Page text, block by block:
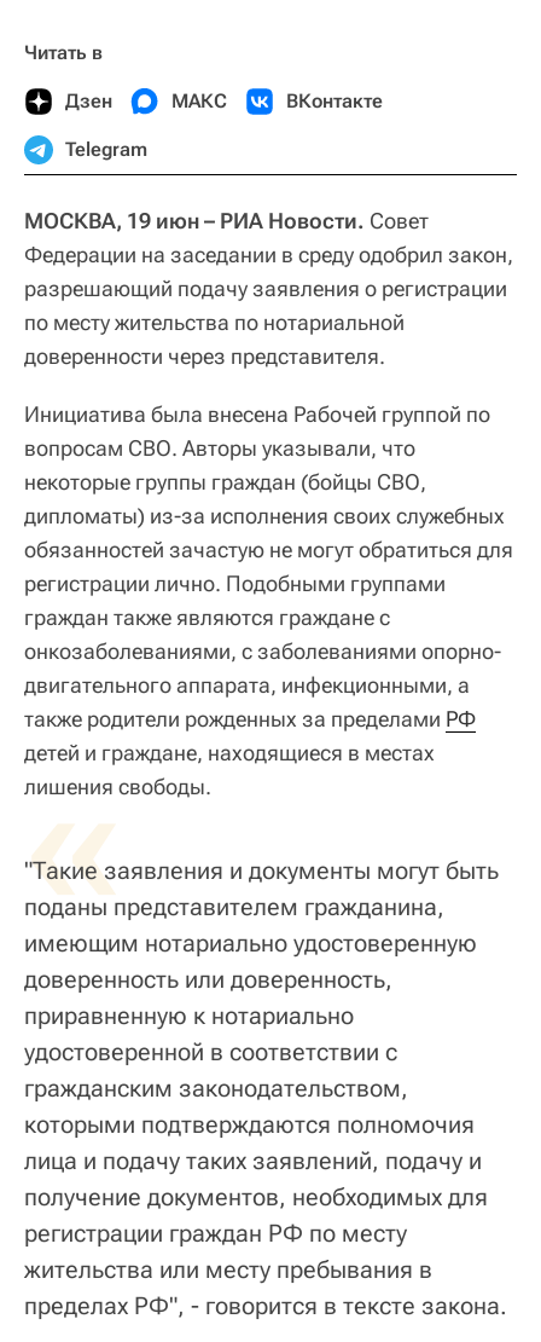
Читать в
Дзен МАКС ВКонтакте
Telegram
МОСКВА, 19 июн – РИА Новости. Совет
Федерации на заседании в среду одобрил закон,
разрешающий подачу заявления о регистрации
по месту жительства по нотариальной
доверенности через представителя.
Инициатива была внесена Рабочей группой по
вопросам СВО. Авторы указывали, что
некоторые группы граждан (бойцы СВО,
дипломаты) из-за исполнения своих служебных
обязанностей зачастую не могут обратиться для
регистрации лично. Подобными группами
граждан также являются граждане с
онкозаболеваниями, с заболеваниями опорно-
двигательного аппарата, инфекционными, а
также родители рожденных за пределами РФ
детей и граждане, находящиеся в местах
лишения свободы.
«
"Такие заявления и документы могут быть
поданы представителем гражданина,
имеющим нотариально удостоверенную
доверенность или доверенность,
приравненную к нотариально
удостоверенной в соответствии с
гражданским законодательством,
которыми подтверждаются полномочия
лица и подачу таких заявлений, подачу и
получение документов, необходимых для
регистрации граждан РФ по месту
жительства или месту пребывания в
пределах РФ", - говорится в тексте закона.